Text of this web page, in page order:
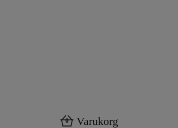
0 Varukorg